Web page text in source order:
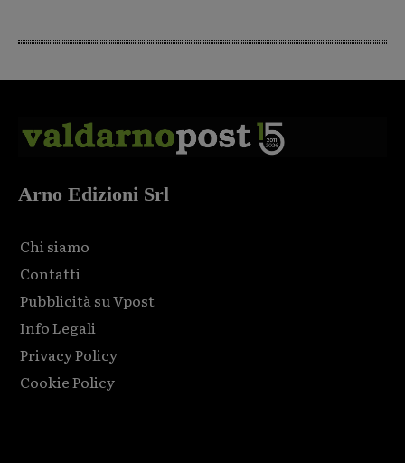
Arno Edizioni Srl
Chi siamo
Contatti
Pubblicità su Vpost
Info Legali
Privacy Policy
Cookie Policy